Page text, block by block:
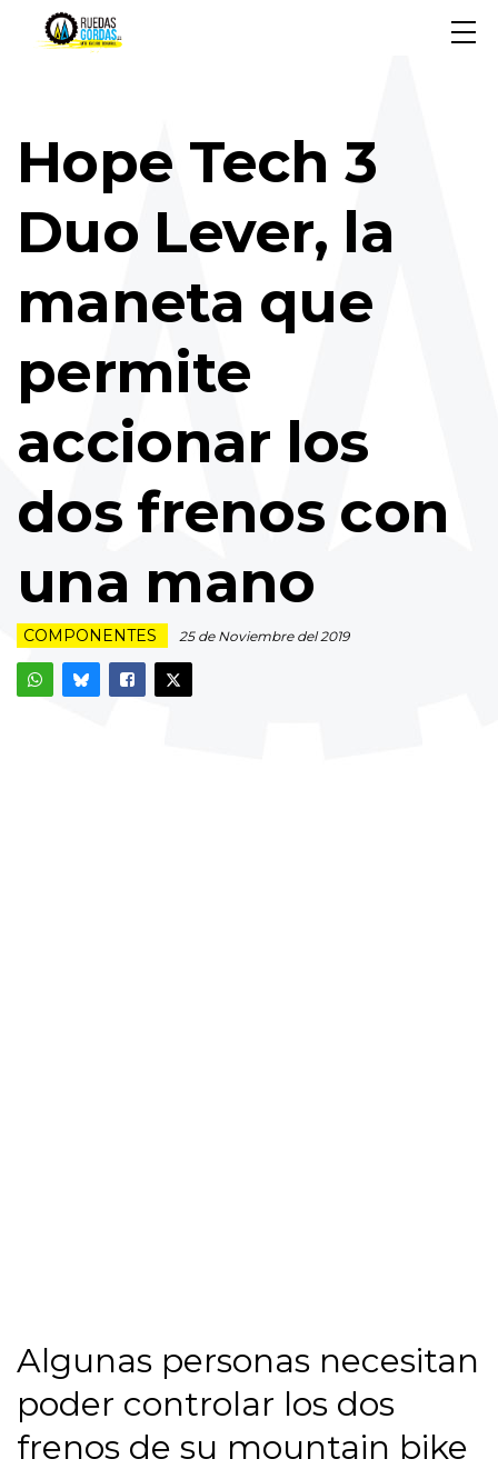
Hope Tech 3
Duo Lever, la
maneta que
permite
accionar los
dos frenos con
una mano
COMPONENTES 25 de Noviembre del 2019
Algunas personas necesitan
poder controlar los dos
frenos de su mountain bike